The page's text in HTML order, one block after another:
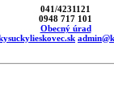
041/4231121
0948 717 101
Obecný úrad